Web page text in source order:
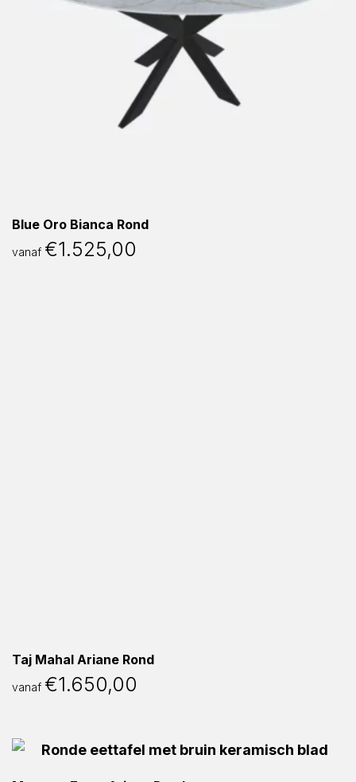
Blue Oro Bianca Rond
vanaf €1.525,00
Taj Mahal Ariane Rond
vanaf €1.650,00